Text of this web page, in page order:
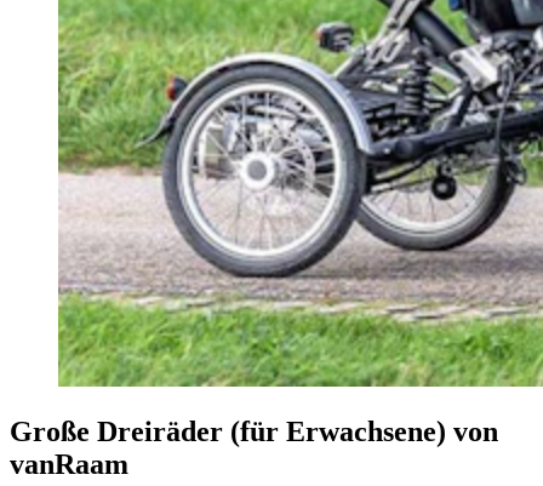
Große Dreiräder (für Erwachsene) von
vanRaam